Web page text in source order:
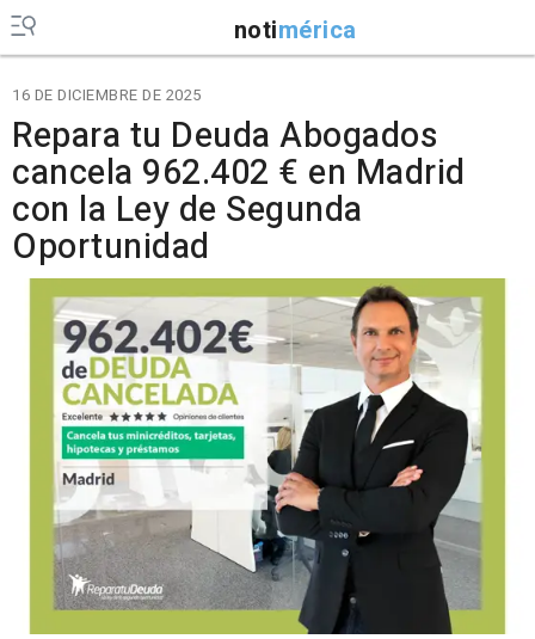
notimérica
16 DE DICIEMBRE DE 2025
Repara tu Deuda Abogados
cancela 962.402 € en Madrid
con la Ley de Segunda
Oportunidad